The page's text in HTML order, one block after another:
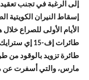
إلى الرغبة في تجنب
إسقاط النيران الكويتية
الأيام الأولى للصراع
طائرات إف-
مارس، والتي أسفرت عن